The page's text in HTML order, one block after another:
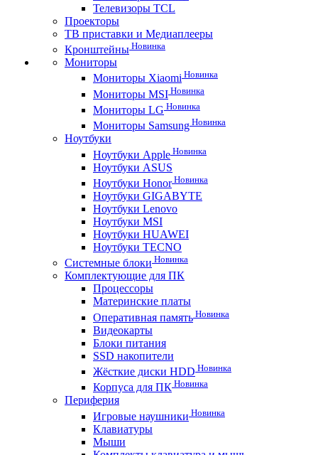
Телевизоры TCL
Проекторы
ТВ приставки и Медиаплееры
Кронштейны Новинка
Мониторы
Мониторы Xiaomi Новинка
Мониторы MSI Новинка
Мониторы LG Новинка
Мониторы Samsung Новинка
Ноутбуки
Ноутбуки Apple Новинка
Ноутбуки ASUS
Ноутбуки HonorНовинка
Ноутбуки GIGABYTE
Ноутбуки Lenovo
Ноутбуки MSI
Ноутбуки HUAWEI
Ноутбуки TECNO
Системные блоки Новинка
Комплектующие для ПК
Процессоры
Материнские платы
Оперативная память Новинка
Видеокарты
Блоки питания
SSD накопители
Жёсткие диски HDD Новинка
Корпуса для ПК Новинка
Периферия
Игровые наушники Новинка
Клавиатуры
Мыши